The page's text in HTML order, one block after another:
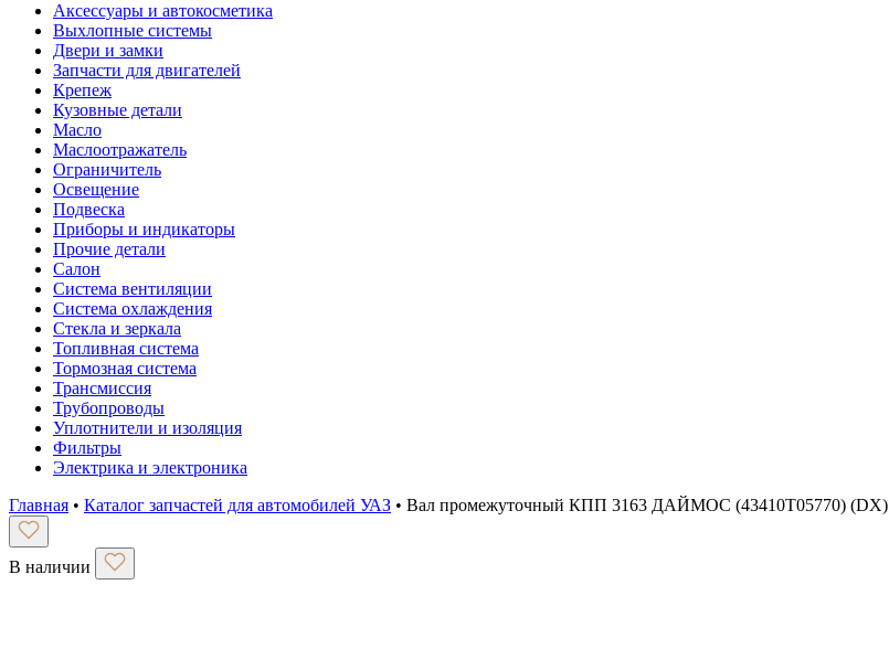
Аксессуары и автокосметика
Выхлопные системы
Двери и замки
Запчасти для двигателей
Крепеж
Кузовные детали
Масло
Маслоотражатель
Ограничитель
Освещение
Подвеска
Приборы и индикаторы
Прочие детали
Салон
Система вентиляции
Система охлаждения
Стекла и зеркала
Топливная система
Тормозная система
Трансмиссия
Трубопроводы
Уплотнители и изоляция
Фильтры
Электрика и электроника
Главная • Каталог запчастей для автомобилей УАЗ • Вал промежуточный КПП 3163 ДАЙМОС (43410Т05770) (DX)
В наличии